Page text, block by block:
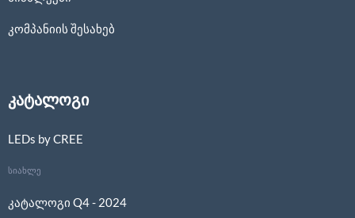
კომპანიის შესახებ
კატალოგი
LEDs by CREE
სიახლე
კატალოგი Q4 - 2024